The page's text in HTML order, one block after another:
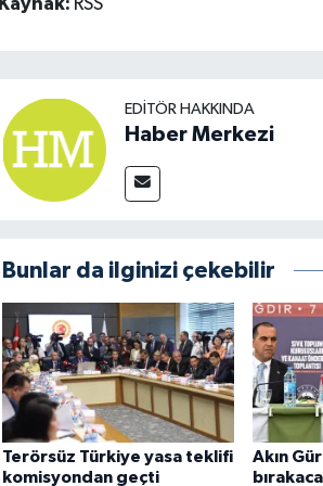
Kaynak: RSS
EDITÖR HAKKINDA
Haber Merkezi
Bunlar da ilginizi çekebilir
Terörsüz Türkiye yasa teklifi
komisyondan geçti
Akın